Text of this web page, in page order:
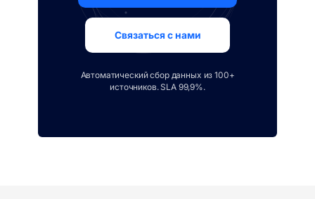
Связаться с нами
Автоматический сбор данных из 100+
источников. SLA 99,9%.